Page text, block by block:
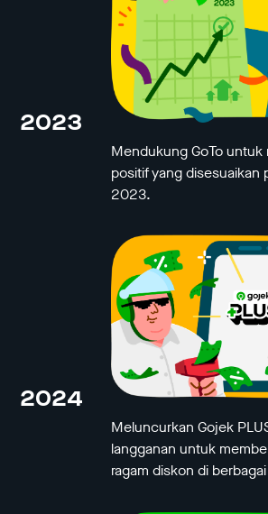
2023
Mendukung GoTo untuk
positif yang disesuaikan
2023.
2024
Meluncurkan Gojek
langganan untuk
ragam diskon di